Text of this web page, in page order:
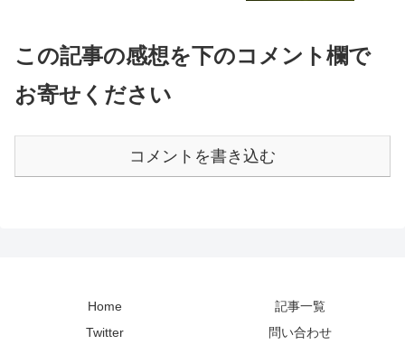
この記事の感想を下のコメント欄で
お寄せください
コメントを書き込む
Home
記事一覧
Twitter
問い合わせ